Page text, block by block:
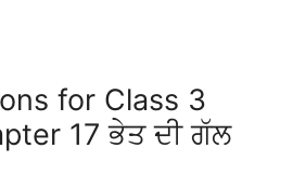
for Class 3
17 ਭੇਤ ਦੀ ਗੱਲ